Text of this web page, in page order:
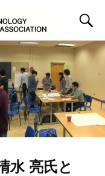
水 亮氏と